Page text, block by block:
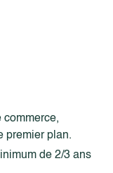
commerce,
premier plan.
de 2/3 ans